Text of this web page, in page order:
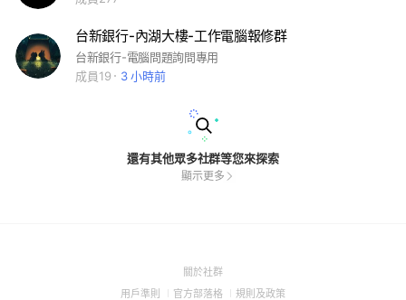
台新銀行-內湖大樓-工作電腦報修群
台新銀行-電腦問題詢問專用
成員19
3 小時前
還有其他眾多社群等您來探索
顯示更多
關於社群(Open
用戶準則 (Open
官方部落格 (Open
規則及政策(Open